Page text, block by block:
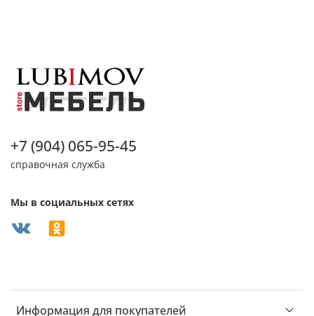
Информация для покупателей
+7 (904) 065-95-45
справочная служба
Мы в социальных сетях